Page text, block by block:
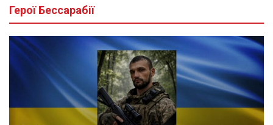
Герої Бессарабії